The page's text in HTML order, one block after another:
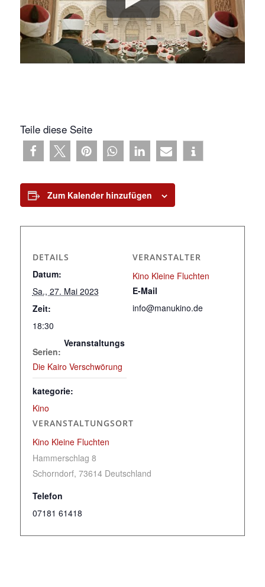
Teile diese Seite
Zum Kalender hinzufügen
DETAILS
Datum:
Sa., 27. Mai 2023
Zeit:
18:30
Serien:
Die Kairo Verschwörung
Veranstaltungs
kategorie:
Kino
VERANSTALTUNGSORT
Kino Kleine Fluchten
Hammerschlag 8
Schorndorf, 73614 Deutschland
Telefon
07181 61418
VERANSTALTER
Kino Kleine Fluchten
E-Mail
info@manukino.de